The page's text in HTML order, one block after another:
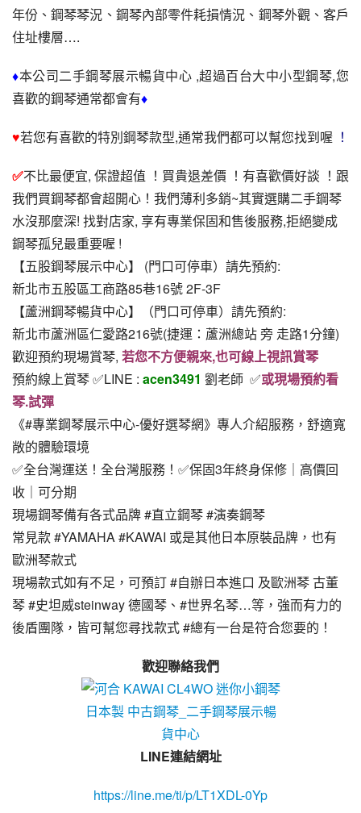
年份、鋼琴琴況、鋼琴內部零件耗損情況、鋼琴外觀、客戶
住址樓層….
♦本公司二手鋼琴展示暢貨中心 ,超過百台大中小型鋼琴,您
喜歡的鋼琴通常都會有♦
♥若您有喜歡的特別鋼琴款型,通常我們都可以幫您找到喔 ！
✅不比最便宜, 保證超值 ！買貴退差價 ！有喜歡價好談 ！跟
我們買鋼琴都會超開心！我們薄利多銷~其實選購二手鋼琴
水沒那麼深! 找對店家, 享有專業保固和售後服務,拒絕變成
鋼琴孤兒最重要喔 !
【五股鋼琴展示中心】 (門口可停車）請先預約:
新北市五股區工商路85巷16號 2F-3F
【蘆洲鋼琴暢貨中心】（門口可停車）請先預約:
新北市蘆洲區仁愛路216號(捷運：蘆洲總站 旁 走路1分鐘)
歡迎預約現場賞琴, 若您不方便親來,也可線上視訊賞琴
預約線上賞琴 ✅LINE : acen3491 劉老師  ✅或現場預約看
琴.試彈
《#專業鋼琴展示中心-優好選琴網》專人介紹服務，舒適寬
敞的體驗環境
✅全台灣運送！全台灣服務！✅保固3年終身保修｜高價回
收｜可分期
現場鋼琴備有各式品牌 #直立鋼琴 #演奏鋼琴
常見款 #YAMAHA #KAWAI 或是其他日本原裝品牌，也有
歐洲琴款式
現場款式如有不足，可預訂 #自辦日本進口 及歐洲琴 古董
琴 #史坦威steinway 德國琴、#世界名琴…等，強而有力的
後盾團隊，皆可幫您尋找款式 #總有一台是符合您要的！
歡迎聯絡我們
LINE連結網址
https://line.me/ti/p/LT1XDL-0Yp